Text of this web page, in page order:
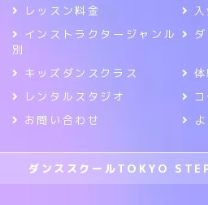
レッスン料金
インストラクタージャンル
別
キッズダンスクラス
レンタルスタジオ
お問い合わせ
ダンススクールTOKYO